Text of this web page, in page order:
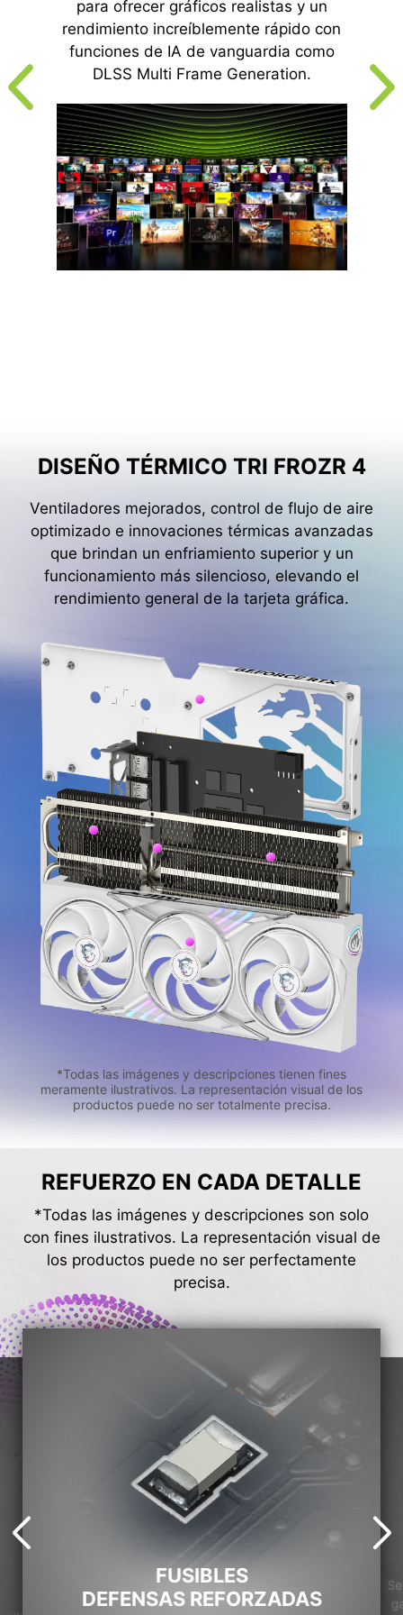
para ofrecer gráficos realistas y un
rendimiento increíblemente rápido con
funciones de IA de vanguardia como
DLSS Multi Frame Generation.
DISEÑO TÉRMICO TRI FROZR 4
Ventiladores mejorados, control de flujo de aire
optimizado e innovaciones térmicas avanzadas
que brindan un enfriamiento superior y un
funcionamiento más silencioso, elevando el
rendimiento general de la tarjeta gráfica.
*Todas las imágenes y descripciones tienen fines
meramente ilustrativos. La representación visual de los
productos puede no ser totalmente precisa.
REFUERZO EN CADA DETALLE
*Todas las imágenes y descripciones son solo
con fines ilustrativos. La representación visual de
los productos puede no ser perfectamente
precisa.
FUSIBLES
DEFENSAS REFORZADAS